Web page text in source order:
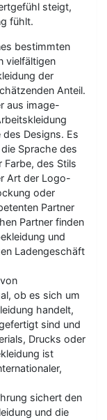
steigt,
fühlt.
bestimmten
vielfältigen
der
Anteil.
aus image-
Designs. Es
Sprache des
Farbe, des Stils
Art der Logo-
oder
Partner
Partner finden
und
Ladengeschäft
ob es sich um
handelt,
sind und
Drucks oder
ist
sichert den
und die